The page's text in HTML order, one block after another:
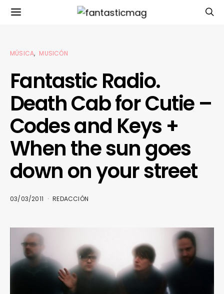
MÚSICA MUSICÓN
Fantastic Radio.
Death Cab for Cutie –
Codes and Keys +
When the sun goes
down on your street
03/03/2011 REDACCIÓN